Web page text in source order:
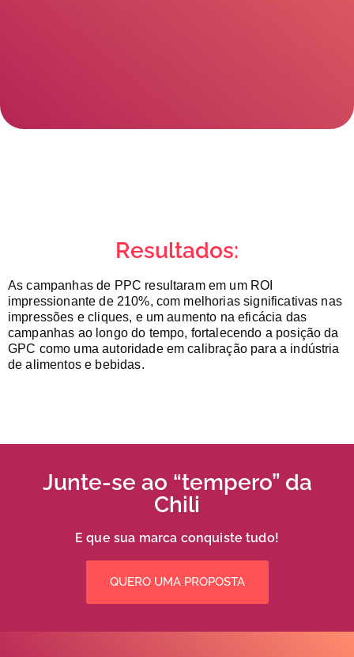
Resultados:
As campanhas de PPC resultaram em um ROI
impressionante de 210%, com melhorias significativas nas
impressões e cliques, e um aumento na eficácia das
campanhas ao longo do tempo, fortalecendo a posição da
GPC como uma autoridade em calibração para a indústria
de alimentos e bebidas.
Junte-se ao “tempero” da
Chili
E que sua marca conquiste tudo!
QUERO UMA PROPOSTA